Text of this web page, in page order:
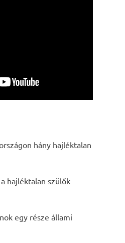
hány hajléktalan
hajléktalan szülők
egy része állami